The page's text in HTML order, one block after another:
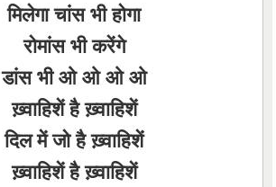
मिलेगा चांस भी होगा
रोमांस भी करेंगे
डांस भी ओ ओ ओ ओ
ख़्वाहिशें है ख़्वाहिशें
दिल में जो है ख़्वाहिशें
ख़्वाहिशें है ख़्वाहिशें